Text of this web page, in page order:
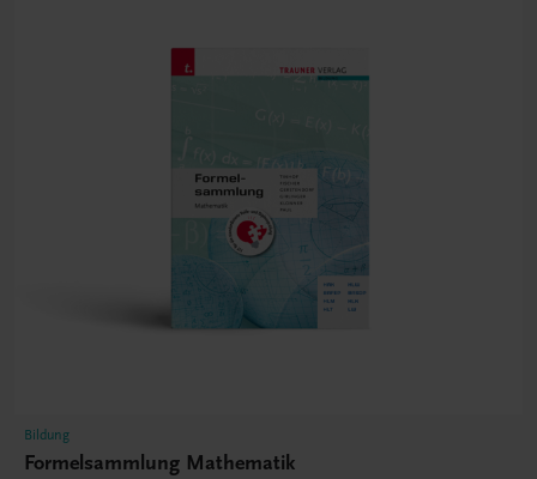
Bildung
Formelsammlung Mathematik